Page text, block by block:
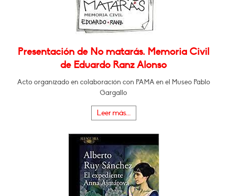
Presentación de No matarás. Memoria Civil
de Eduardo Ranz Alonso
Acto organizado en colaboración con PAMA en el Museo Pablo
Gargallo
Leer más...